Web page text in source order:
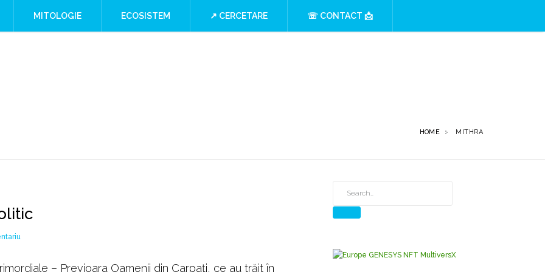
MITOLOGIE ECOSISTEM ↗ CERCETARE ☏ CONTACT 📩
HOME MITHRA
taurului
– Previoara Oamenii din Carpați, ce au trăit în